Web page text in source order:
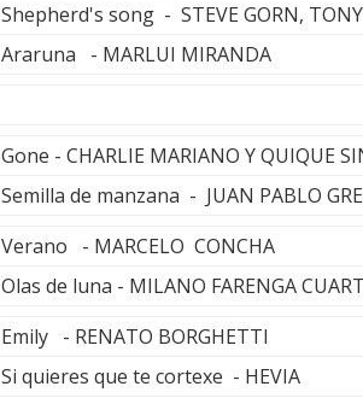
Shepherd's song - STEVE GORN, TONY
Araruna - MARLUI MIRANDA
Gone - CHARLIE MARIANO Y QUIQUE
Semilla de manzana - JUAN PABLO
Verano - MARCELO CONCHA
Olas de luna - MILANO FARENGA
Emily - RENATO BORGHETTI
Si quieres que te cortexe - HEVIA